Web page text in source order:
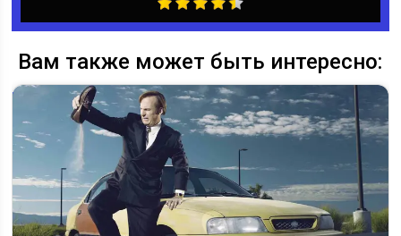
Вам также может быть интересно: